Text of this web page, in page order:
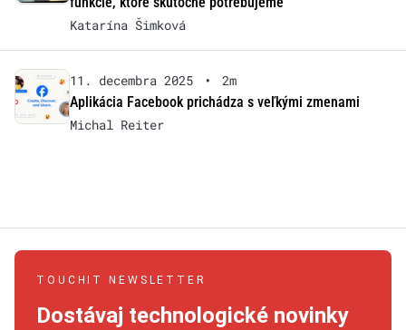
Katarína Šimková
11. decembra 2025 •
2m
Aplikácia Facebook prichádza s veľkými zmenami
Michal Reiter
TOUCHIT NEWSLETTER
Dostávaj technologické novinky